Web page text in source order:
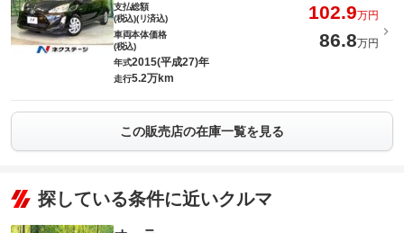
支払総額
(税込)(リ済込)
102.9万円
車両本体価格
(税込)
86.8万円
年式2015(平成27)年
走行5.2万km
この販売店の在庫一覧を見る
探している条件に近いクルマ